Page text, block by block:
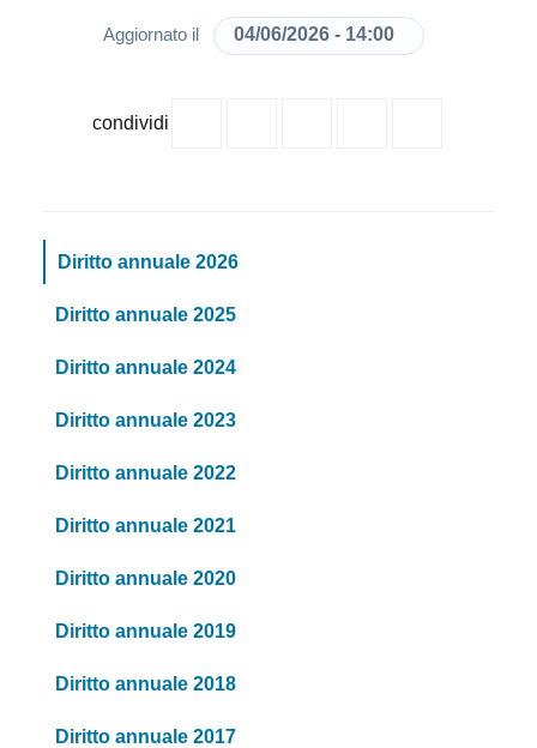
Diritto annuale 2026
Diritto annuale 2025
Diritto annuale 2024
Diritto annuale 2023
Diritto annuale 2022
Diritto annuale 2021
Diritto annuale 2020
Diritto annuale 2019
Diritto annuale 2018
Diritto annuale 2017
Aggiornato il 04/06/2026 - 14:00
condividi